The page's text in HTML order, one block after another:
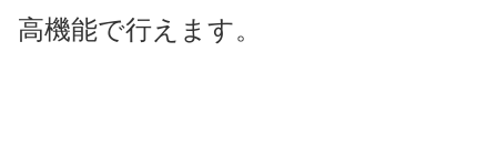
高機能で行えます。